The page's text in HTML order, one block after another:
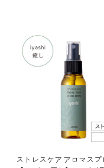
どこで
アロ
ルー
虫除
アン
フランチャイズ募集
＊通話料無料
ストレスケア アロマスプ